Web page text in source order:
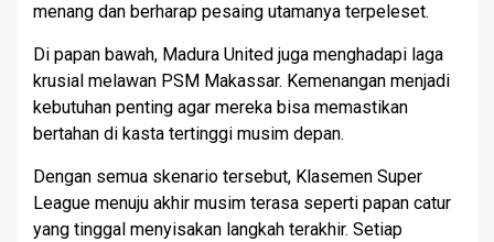
menang dan berharap pesaing utamanya terpeleset.
Di papan bawah, Madura United juga menghadapi laga
krusial melawan PSM Makassar. Kemenangan menjadi
kebutuhan penting agar mereka bisa memastikan
bertahan di kasta tertinggi musim depan.
Dengan semua skenario tersebut, Klasemen Super
League menuju akhir musim terasa seperti papan catur
yang tinggal menyisakan langkah terakhir. Setiap